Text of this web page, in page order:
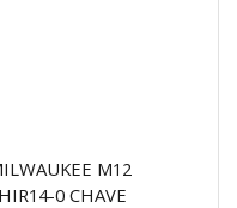
M12
0 CHAVE